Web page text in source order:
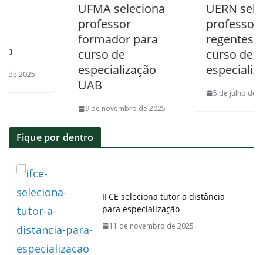
UFMA seleciona
professor
formador para
curso de
especialização
UAB
9 de novembro de 2025
UERN
professores
regentes para
curso de
5 de julho de 2026
Fique por dentro
IFCE seleciona tutor a distância
para especialização
11 de novembro de 2025